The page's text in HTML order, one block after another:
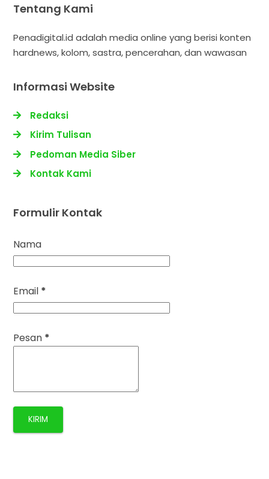
Tentang Kami
Penadigital.id adalah media online yang berisi konten
hardnews, kolom, sastra, pencerahan, dan wawasan
Informasi Website
Redaksi
Kirim Tulisan
Pedoman Media Siber
Kontak Kami
Formulir Kontak
Nama
Email *
Pesan *